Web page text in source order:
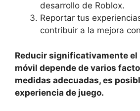
desarrollo de Roblox.
Reportar tus
contribuir a la mejora
Reducir significativamente el
móvil depende ‍de‍ varios
‌medidas adecuadas, es
experiencia de juego.